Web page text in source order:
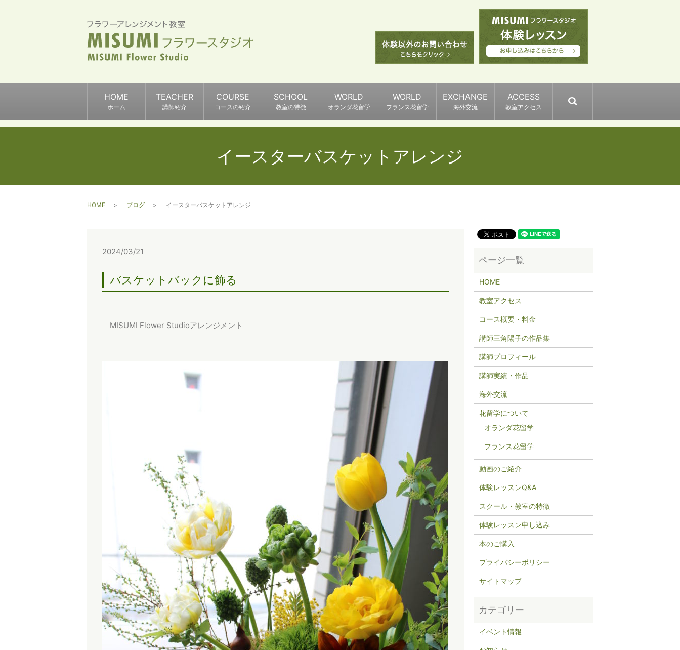
HOME
ホーム
TEACHER
講師紹介
COURSE
コースの紹介
SCHOOL
教室の特徴
WORLD
オランダ花留学
WORLD
フランス花留学
EXCHANGE
海外交流
ACCESS
教室アクセス
イースターバスケットアレンジ
HOME ブログ イースターバスケットアレンジ
2024/03/21
バスケットバックに飾る
MISUMI Flower Studioアレンジメント
HOME
教室アクセス
コース概要・料金
講師三角陽子の作品集
講師プロフィール
講師実績・作品
海外交流
花留学について
オランダ花留学
フランス花留学
動画のご紹介
体験レッスンQ&A
スクール・教室の特徴
体験レッスン申し込み
本のご購入
プライバシーポリシー
サイトマップ
イベント情報